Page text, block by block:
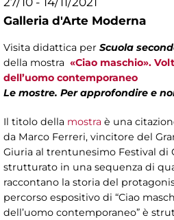
Galleria d'Arte Moderna
Visita didattica per Scuola
della mostra «Ciao maschio».
dell’uomo contemporaneo
Le mostre. Per approfondire e
Il titolo della mostra è una
da Marco Ferreri, vincitore del
Giuria al trentunesimo Festival di
strutturato in una sequenza di
raccontano la storia del
percorso espositivo di “Ciao
dell’uomo contemporaneo” è